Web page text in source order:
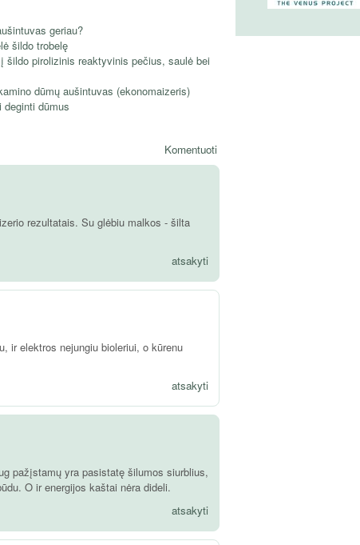
geriau?
šildo trobelę
šildo pirolizinis reaktyvinis pečius, saulė bei
dūmų aušintuvas (ekonomaizeris)
deginti dūmus
Komentuoti
rezultatais. Su glėbiu malkos - šilta
atsakyti
ir elektros nejungiu bioleriui, o kūrenu
atsakyti
pažįstamų yra pasistatę šilumos siurblius,
O ir energijos kaštai nėra dideli.
atsakyti